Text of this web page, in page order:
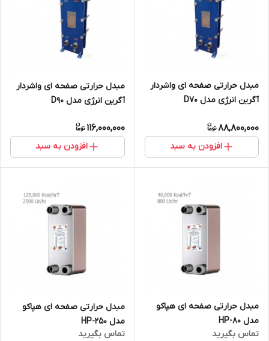
مبدل حرارتی صفحه ای واشردار
آگرین انرژی مدل D70
88,800,000
افزودن به سبد
مبدل حرارتی صفحه ای واشردار
آگرین انرژی مدل D90
116,000,000
افزودن به سبد
مبدل حرارتی صفحه ای هپاکو
مدل HP-80
تماس بگیرید
مبدل حرارتی صفحه ای هپاکو
مدل HP-250
تماس بگیرید